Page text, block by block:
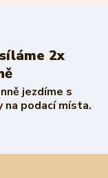
2x
jezdíme s
na podací místa.